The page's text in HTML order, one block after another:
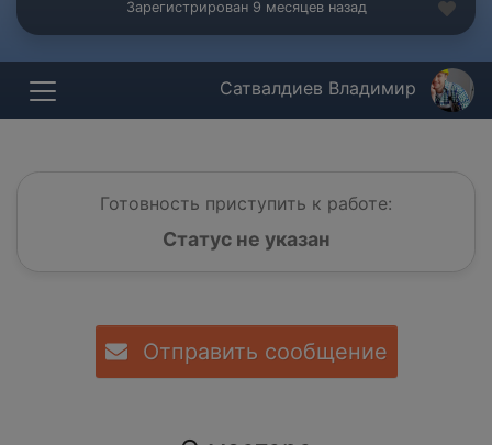
Зарегистрирован 9 месяцев назад
Сатвалдиев Владимир
Готовность приступить к работе:
Статус не указан
Отправить сообщение